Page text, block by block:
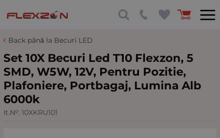
Back până la Becuri LED
Set 10X Becuri Led T10 Flexzon, 5
SMD, W5W, 12V, Pentru Pozitie,
Plafoniere, Portbagaj, Lumina Alb
6000k
It.№: 10XKRU101